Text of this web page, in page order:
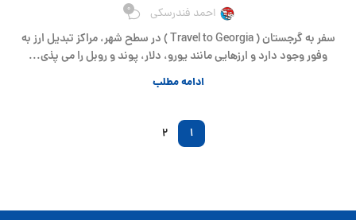
احمد فندرسکی 0
سفر به گرجستان ( Travel to Georgia ) در سطح شهر، مراکز تبدیل ارز به
وفور وجود دارد و ارزهایی مانند یورو، دلار، پوند و روبل را می پذی...
ادامه مطلب
1
2